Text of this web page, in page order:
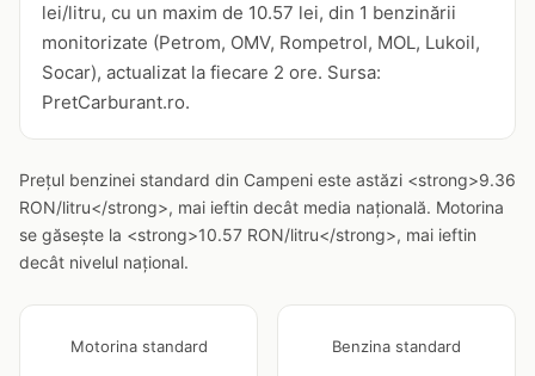
lei/litru, cu un maxim de 10.57 lei, din 1 benzinării
monitorizate (Petrom, OMV, Rompetrol, MOL, Lukoil,
Socar), actualizat la fiecare 2 ore. Sursa:
PretCarburant.ro.
Prețul benzinei standard din Campeni este astăzi <strong>9.36
RON/litru</strong>, mai ieftin decât media națională. Motorina
se găsește la <strong>10.57 RON/litru</strong>, mai ieftin
decât nivelul național.
Motorina standard Benzina standard